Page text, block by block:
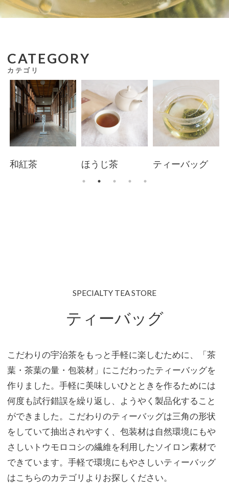
CATEGORY
カテゴリ
和紅茶 ほうじ茶 ティーバッグ
SPECIALTY TEA STORE
ティーバッグ
こだわりの宇治茶をもっと手軽に楽しむために、「茶
葉・茶葉の量・包装材」にこだわったティーバッグを
作りました。手軽に美味しいひとときを作るためには
何度も試行錯誤を繰り返し、ようやく製品化すること
ができました。こだわりのティーバッグは三角の形状
をしていて抽出されやすく、包装材は自然環境にもや
さしいトウモロコシの繊維を利用したソイロン素材で
できています。手軽で環境にもやさしいティーバッグ
はこちらのカテゴリよりお探しください。